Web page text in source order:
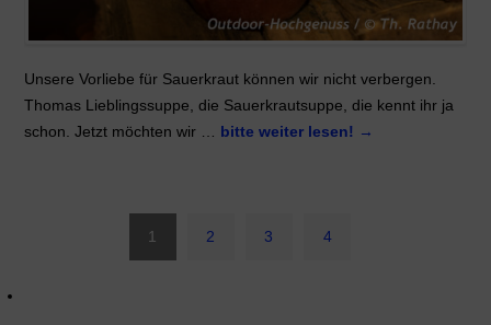
Unsere Vorliebe für Sauerkraut können wir nicht verbergen.
Thomas Lieblingssuppe, die Sauerkrautsuppe, die kennt ihr ja
schon. Jetzt möchten wir … bitte weiter lesen! →
1 2 3 4